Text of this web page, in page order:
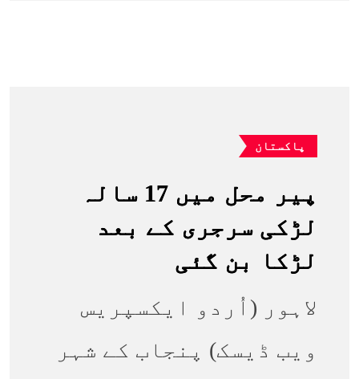
پاکستان
پیر محل میں 17 سالہ
لڑکی سرجری کے بعد
لڑکا بن گئی
لاہور (اُردو ایکسپریس
ویب ڈیسک) پنجاب کے شہر